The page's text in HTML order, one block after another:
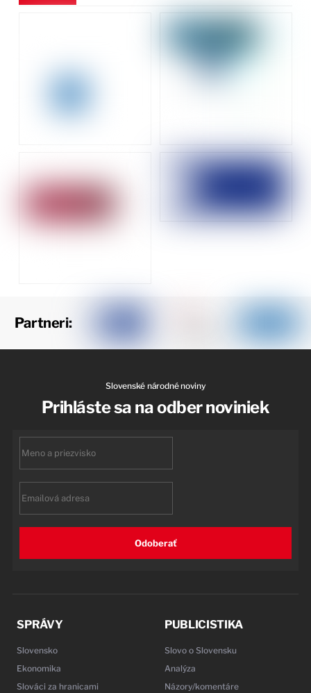
Partneri:
Slovenské národné noviny
Prihláste sa na odber noviniek
Odoberať
SPRÁVY
Slovensko
Ekonomika
Slováci za hranicami
PUBLICISTIKA
Slovo o Slovensku
Analýza
Názory/komentáre